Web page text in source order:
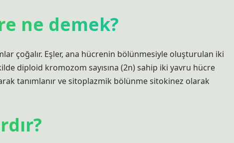
ne demek?
çoğalır. Eşler, ana hücrenin bölünmesiyle oluşturulan iki
diploid kromozom sayısına (2n) sahip iki yavru hücre
tanımlanır ve sitoplazmik bölünme sitokinez olarak